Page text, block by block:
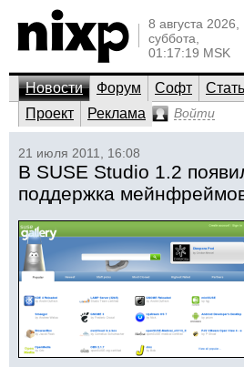
8 августа 2026,
суббота,
01:17:19 MSK
Новости Форум Софт
Проект
Реклама Войти
21 июля 2011, 16:08
В SUSE Studio 1.2
поддержка